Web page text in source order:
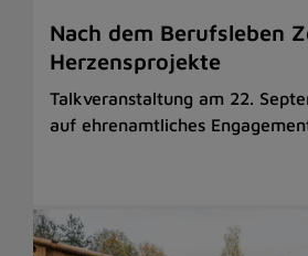
Nach dem Berufsleben
Herzensprojekte
Talkveranstaltung am 22.
auf ehrenamtliches